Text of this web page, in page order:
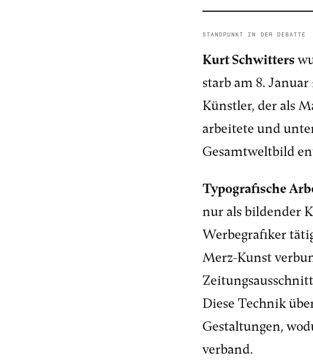
STANDPUNKT IN DER DEBATTE
Kurt Schwitters
starb am 8.
Künstler, der als
arbeitete und
Gesamtweltbild
Typografische
nur als bildender
Werbegrafiker
Merz-Kunst
Diese Technik
Gestaltungen,
verband.